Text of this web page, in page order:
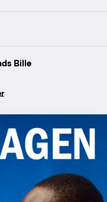
Bille